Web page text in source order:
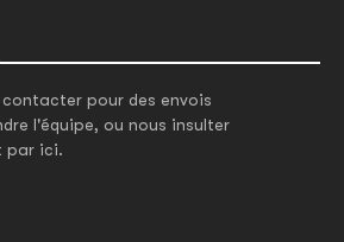
pour des envois
l'équipe, ou nous insulter
par ici.